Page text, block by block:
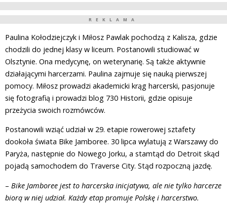
REKLAMA
Paulina Kołodziejczyk i Miłosz Pawlak pochodzą z Kalisza, gdzie
chodzili do jednej klasy w liceum. Postanowili studiować w
Olsztynie. Ona medycynę, on weterynarię. Są także aktywnie
działającymi harcerzami. Paulina zajmuje się nauką pierwszej
pomocy. Miłosz prowadzi akademicki krąg harcerski, pasjonuje
się fotografią i prowadzi blog 730 Historii, gdzie opisuje
przeżycia swoich rozmówców.
Postanowili wziąć udział w 29. etapie rowerowej sztafety
dookoła świata Bike Jamboree. 30 lipca wylatują z Warszawy do
Paryża, następnie do Nowego Jorku, a stamtąd do Detroit skąd
pojadą samochodem do Traverse City. Stąd rozpoczną jazdę.
– Bike Jamboree jest to harcerska inicjatywa, ale nie tylko harcerze
biorą w niej udział. Każdy etap promuje Polskę i harcerstwo.